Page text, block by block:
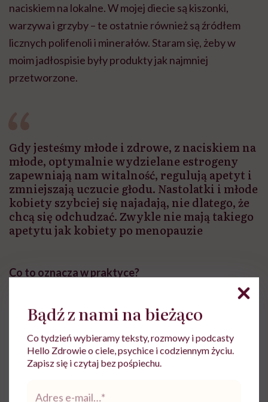
naciskiem na lokalne. W mojej diecie są kiszonki,
warzywa i grzyby – te ostatnie również są źródłem
licznych polifenoli i minerałów. Staram się, żeby w
moim jadłospisie były produkty jak najmniej
przetworzone.
Gdy jesteśmy młode i zdrowe, z naciskiem na
młode, optymalnie wydzielane estrogeny
zapewniają nam witalność, regulują apetyt i
zmniejszają uczucie głodu. Nastolatki i młode
kobiety szybciej się najadają, nie dlatego, że
chcą się odchudzać. Zwykle nie mają takiego
apetytu jak kobiety po menopauzie
Co to oznacza w praktyce?
kupuję raczej pełnoziarnisty makaron i sama robię sos
pomidorowy czy grzybowy z odrobiną parmezanu i
taką ilością tłuszczu, o której sama zadecyduję.
Bądź z nami na bieżąco
Co tydzień wybieramy teksty, rozmowy i podcasty
Hello Zdrowie o ciele, psychice i codziennym życiu.
Zapisz się i czytaj bez pośpiechu.